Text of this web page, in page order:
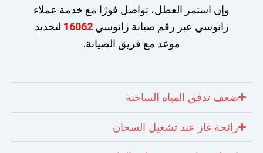
وإن استمر العطل، تواصل فورًا مع خدمة عملاء
زانوسي عبر رقم صيانة زانوسي16062 لتحديد
موعد مع فريق الصيانة.
ضعف تدفق المياه الساخنة
رائحة غاز عند تشغيل السخان